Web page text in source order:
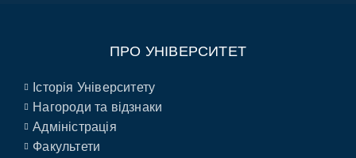
ПРО УНІВЕРСИТЕТ
Історія Університету
Нагороди та відзнаки
Адміністрація
Факультети